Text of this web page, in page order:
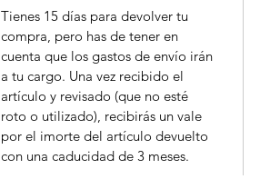
Tienes 15 días para devolver tu
compra, pero has de tener en
cuenta que los gastos de envío irán
a tu cargo. Una vez recibido el
artículo y revisado (que no esté
roto o utilizado), recibirás un vale
por el imorte del artículo devuelto
con una caducidad de 3 meses.